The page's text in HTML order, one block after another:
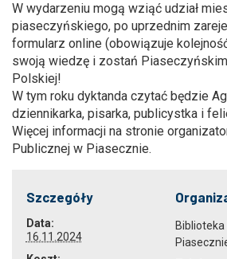
W wydarzeniu mogą wziąć udział
piaseczyńskiego, po uprzednim
formularz online (obowiązuje
swoją wiedzę i zostań
Polskiej!
W tym roku dyktanda czytać będzie
dziennikarka, pisarka, publicystka i
Więcej informacji na stronie
Publicznej w Piasecznie.
Szczegóły
Data:
16.11.2024